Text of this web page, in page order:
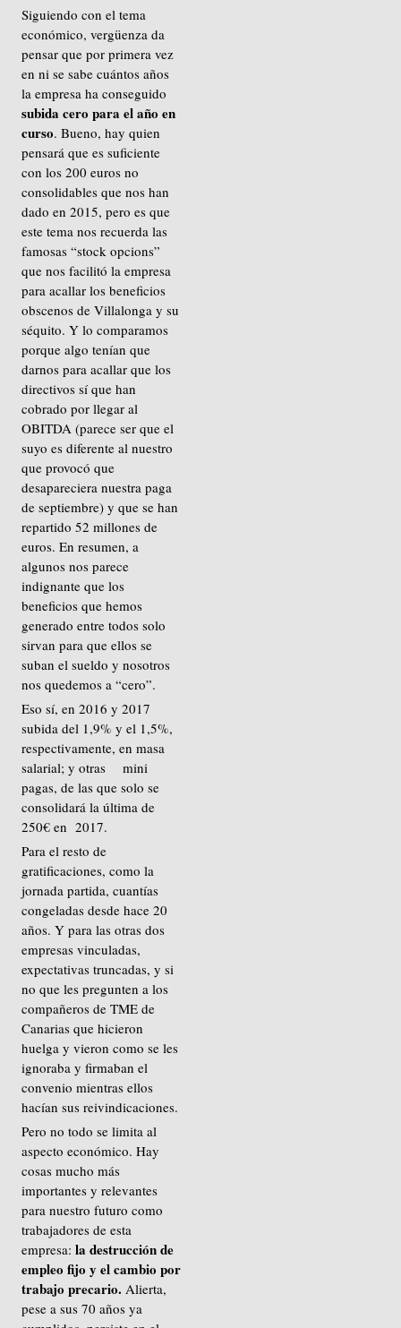
Siguiendo con el tema
económico, vergüenza da
pensar que por primera vez
en ni se sabe cuántos años
la empresa ha conseguido
subida cero para el año en
curso. Bueno, hay quien
pensará que es suficiente
con los 200 euros no
consolidables que nos han
dado en 2015, pero es que
este tema nos recuerda las
famosas “stock opcions”
que nos facilitó la empresa
para acallar los beneficios
obscenos de Villalonga y su
séquito. Y lo comparamos
porque algo tenían que
darnos para acallar que los
directivos sí que han
cobrado por llegar al
OBITDA (parece ser que el
suyo es diferente al nuestro
que provocó que
desapareciera nuestra paga
de septiembre) y que se han
repartido 52 millones de
euros. En resumen, a
algunos nos parece
indignante que los
beneficios que hemos
generado entre todos solo
sirvan para que ellos se
suban el sueldo y nosotros
nos quedemos a “cero”.
Eso sí, en 2016 y 2017
subida del 1,9% y el 1,5%,
respectivamente, en masa
salarial; y otras mini
pagas, de las que solo se
consolidará la última de
250€ en 2017.
Para el resto de
gratificaciones, como la
jornada partida, cuantías
congeladas desde hace 20
años. Y para las otras dos
empresas vinculadas,
expectativas truncadas, y si
no que les pregunten a los
compañeros de TME de
Canarias que hicieron
huelga y vieron como se les
ignoraba y firmaban el
convenio mientras ellos
hacían sus reivindicaciones.
Pero no todo se limita al
aspecto económico. Hay
cosas mucho más
importantes y relevantes
para nuestro futuro como
trabajadores de esta
empresa:la destrucción de
empleo fijo y el cambio por
trabajo precario.Alierta,
pese a sus 70 años ya